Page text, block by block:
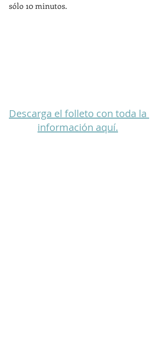
sólo 10 minutos.
Descarga el folleto con toda la
información aquí.